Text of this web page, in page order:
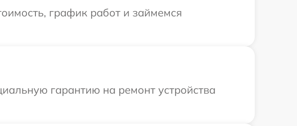
график работ и займемся
гарантию на ремонт устройства